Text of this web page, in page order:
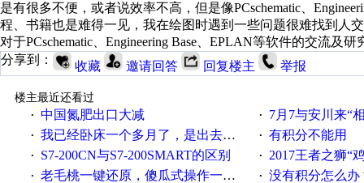
是有很多不便，或者说效率不高，但是像PCschematic、
程、书籍也是难得一见，我在绘图时遇到一些问题很难找到人
对于PCschematic、Engineering Base、EPLAN等软件的交流及
分享到：
收藏 邀请回答 回复楼主 举报
楼主最近还看过
· 中国氮肥出口大减 · 7月7与安川来“
· 我已经卧床一个多月了，是出去安装机械手在高速遭遇车祸所致:大家工作都要特别注意啊 · 有积分不能用
· S7-200CN与S7-200SMART的区别 · 2017王者之狮“鸡”情签到
· 老毛桃一键还原，傻瓜式操作一键轻松备份还原；程序为向导式安装，一键即可实现自动备份或还原系统。 · 没有积分怎么办